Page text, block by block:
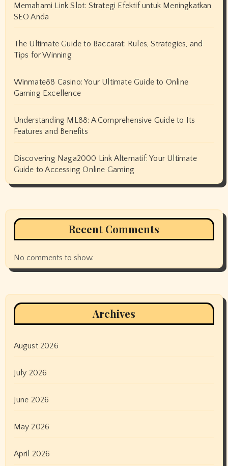
Memahami Link Slot: Strategi Efektif untuk Meningkatkan
SEO Anda
The Ultimate Guide to Baccarat: Rules, Strategies, and
Tips for Winning
Winmate88 Casino: Your Ultimate Guide to Online
Gaming Excellence
Understanding ML88: A Comprehensive Guide to Its
Features and Benefits
Discovering Naga2000 Link Alternatif: Your Ultimate
Guide to Accessing Online Gaming
Recent Comments
No comments to show.
Archives
August 2026
July 2026
June 2026
May 2026
April 2026